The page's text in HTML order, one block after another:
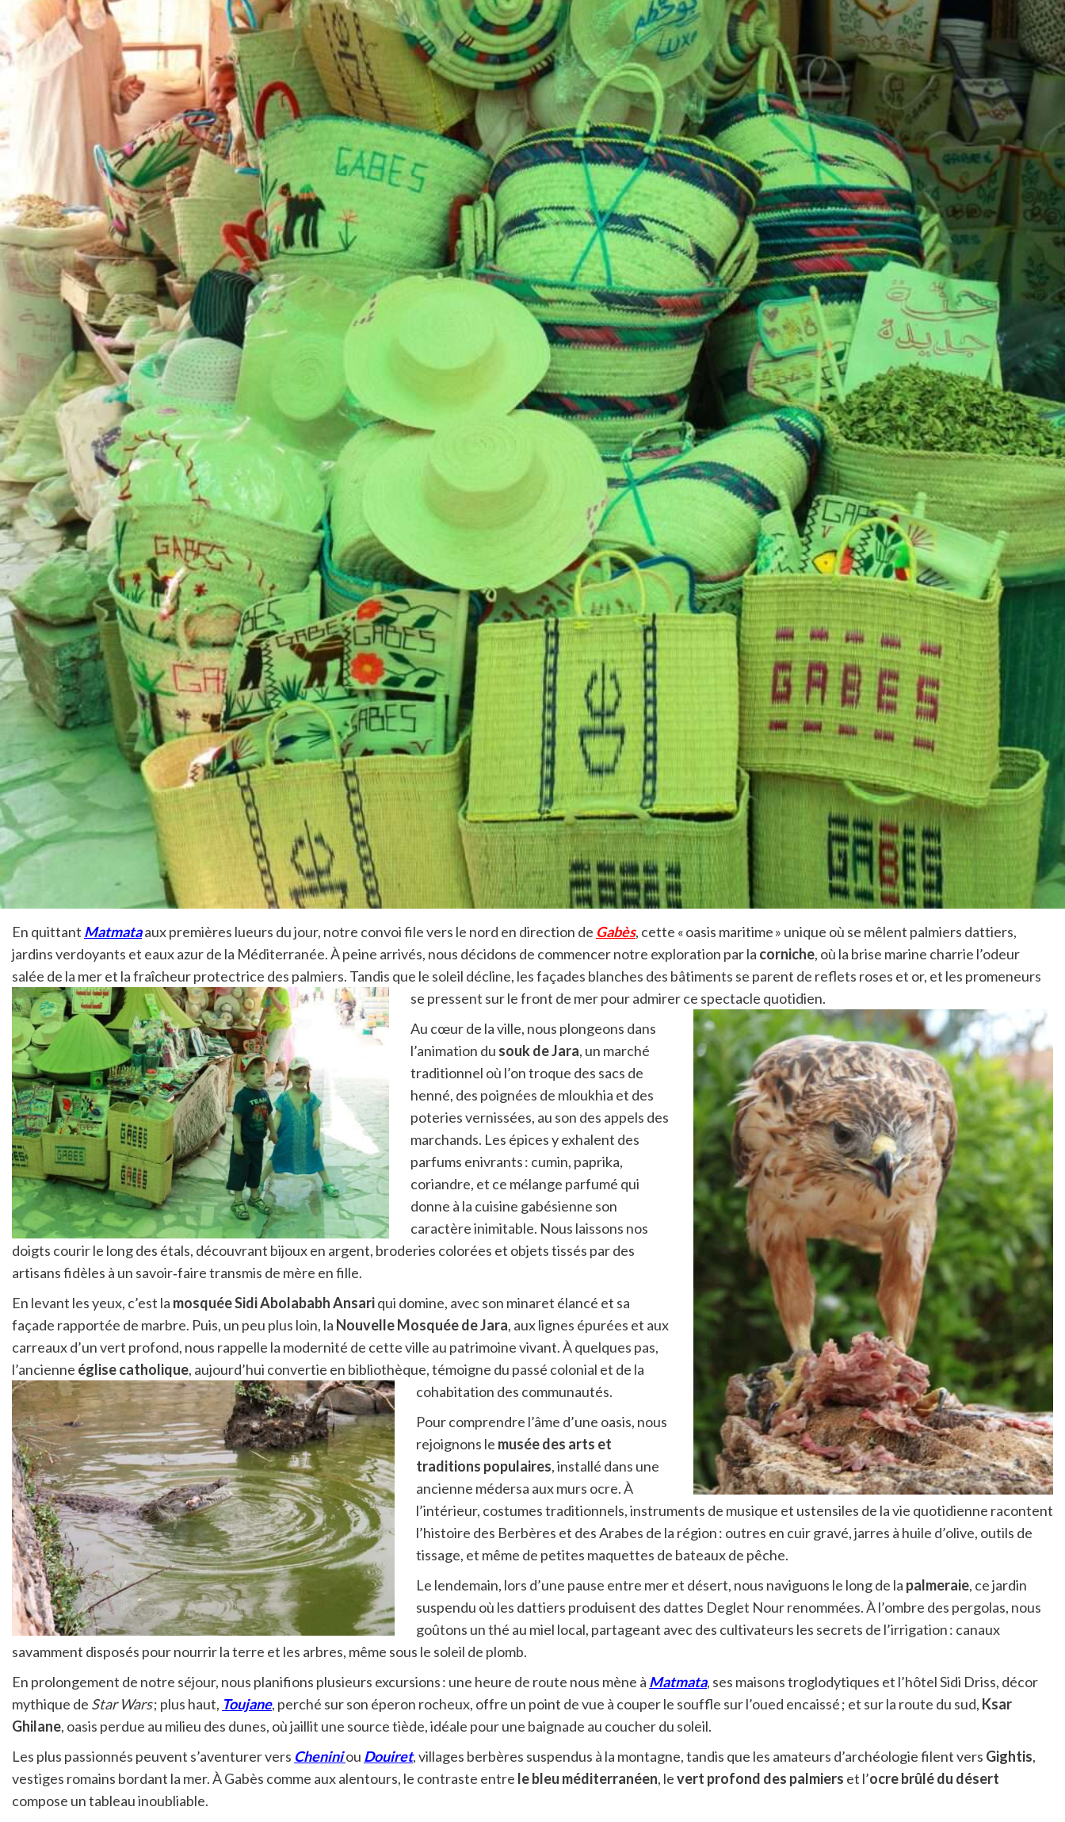
En quittant Matmataaux premières lueurs du jour, notre convoi file vers le nord en direction de Gabès, cette « oasis maritime » unique où se mêlent palmiers dattiers,
jardins verdoyants et eaux azur de la Méditerranée. À peine arrivés, nous décidons de commencer notre exploration par la corniche, où la brise marine charrie l’odeur
salée de la mer et la fraîcheur protectrice des palmiers. Tandis que le soleil décline, les façades blanches des bâtiments se parent de reflets roses et or, et les promeneurs
se pressent sur le front de mer pour admirer ce spectacle quotidien.
Au cœur de la ville, nous plongeons dans
l’animation du souk de Jara, un marché
traditionnel où l’on troque des sacs de
henné, des poignées de mloukhia et des
poteries vernissées, au son des appels des
marchands. Les épices y exhalent des
parfums enivrants : cumin, paprika,
coriandre, et ce mélange parfumé qui
donne à la cuisine gabésienne son
caractère inimitable. Nous laissons nos
doigts courir le long des étals, découvrant bijoux en argent, broderies colorées et objets tissés par des
artisans fidèles à un savoir‑faire transmis de mère en fille.
En levant les yeux, c’est la mosquée Sidi Abolababh Ansariqui domine, avec son minaret élancé et sa
façade rapportée de marbre. Puis, un peu plus loin, la Nouvelle Mosquée de Jara, aux lignes épurées et aux
carreaux d’un vert profond, nous rappelle la modernité de cette ville au patrimoine vivant. À quelques pas,
l’ancienne église catholique, aujourd’hui convertie en bibliothèque, témoigne du passé colonial et de la
cohabitation des communautés.
Pour comprendre l’âme d’une oasis, nous
rejoignons le musée des arts et
traditions populaires, installé dans une
ancienne médersa aux murs ocre. À
l’intérieur, costumes traditionnels, instruments de musique et ustensiles de la vie quotidienne racontent
l’histoire des Berbères et des Arabes de la région : outres en cuir gravé, jarres à huile d’olive, outils de
tissage, et même de petites maquettes de bateaux de pêche.
Le lendemain, lors d’une pause entre mer et désert, nous naviguons le long de la palmeraie, ce jardin
suspendu où les dattiers produisent des dattes Deglet Nour renommées. À l’ombre des pergolas, nous
goûtons un thé au miel local, partageant avec des cultivateurs les secrets de l’irrigation : canaux
savamment disposés pour nourrir la terre et les arbres, même sous le soleil de plomb.
En prolongement de notre séjour, nous planifions plusieurs excursions : une heure de route nous mène à Matmata, ses maisons troglodytiques et l’hôtel Sidi Driss, décor
mythique de Star Wars; plus haut, Toujane, perché sur son éperon rocheux, offre un point de vue à couper le souffle sur l’oued encaissé ; et sur la route du sud, Ksar
Ghilane, oasis perdue au milieu des dunes, où jaillit une source tiède, idéale pour une baignade au coucher du soleil.
Les plus passionnés peuvent s’aventurer vers Cheniniou Douiret, villages berbères suspendus à la montagne, tandis que les amateurs d’archéologie filent vers Gightis,
vestiges romains bordant la mer. À Gabès comme aux alentours, le contraste entre le bleu méditerranéen, levert profond des palmiers et l’ocre brûlé du désert
compose un tableau inoubliable.